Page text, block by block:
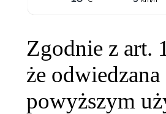
Zgodnie z art.
że
powyższym